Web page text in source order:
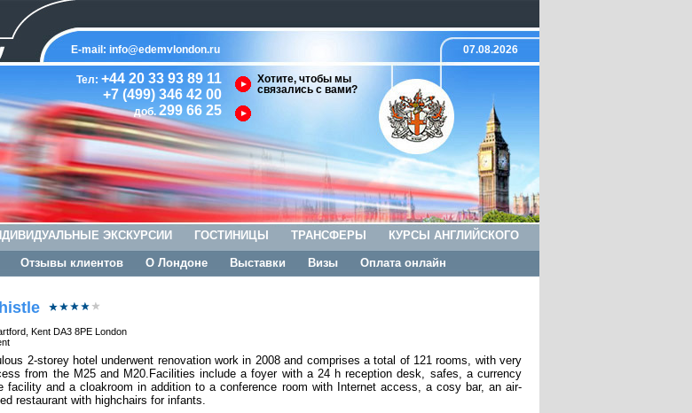
E-mail: info@edemvlondon.ru 07.08.2026
Тел: +44 20 33 93 89 11
+7 (499) 346 42 00
доб. 299 66 25
Хотите, чтобы мы
связались с вами?
ЭКСКУРСИИ ГОСТИНИЦЫ ТРАНСФЕРЫ КУРСЫ АНГЛИЙСКОГО
Отзывы клиентов О Лондоне Выставки Визы Оплата онлайн
Kent DA3 8PE London
2-storey hotel underwent renovation work in 2008 and comprises a total of 121 rooms, with very
from the M25 and M20.Facilities include a foyer with a 24 h reception desk, safes, a currency
facility and a cloakroom in addition to a conference room with Internet access, a cosy bar, an air-
restaurant with highchairs for infants.